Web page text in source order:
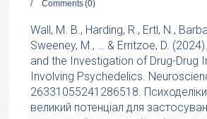
/
Comments(0)
Wall, M. B., Harding, R., Ertl, N.,
Sweeney, M., … & Erritzoe, D.
and the Investigation of Drug-Drug
Involving Psychedelics.
26331055241286518.
великий потенціал для